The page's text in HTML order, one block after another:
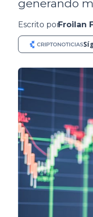
generando
Escrito porFroilan